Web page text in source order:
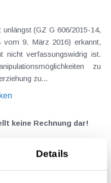
Details
(GZ G 606/2015-14,
vom 9. März 2016) erkannt,
zu
Steuerhinterziehung zu...
keine Rechnung dar!
Erkenntnis (GZ